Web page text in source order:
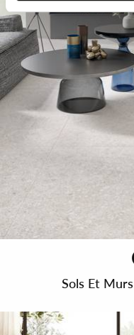
Sols Et